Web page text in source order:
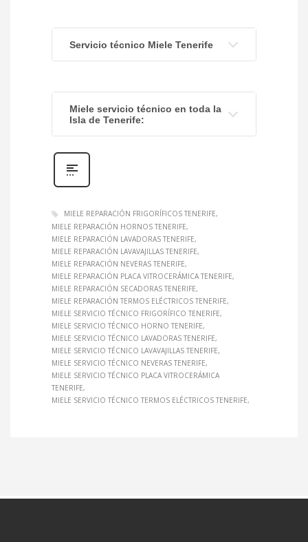
Servicio técnico Miele Tenerife
Miele servicio técnico en toda la
Isla de Tenerife:
MIELE REPARACIÓN FRIGORÍFICOS TENERIFE
MIELE REPARACIÓN HORNOS TENERIFE
MIELE REPARACIÓN LAVADORAS TENERIFE
MIELE REPARACIÓN LAVAVAJILLAS TENERIFE
MIELE REPARACIÓN NEVERAS TENERIFE
MIELE REPARACIÓN PLACA VITROCERÁMICA TENERIFE
MIELE REPARACIÓN SECADORAS TENERIFE
MIELE REPARACIÓN TERMOS ELÉCTRICOS TENERIFE
MIELE SERVICIO TÉCNICO FRIGORÍFICO TENERIFE
MIELE SERVICIO TÉCNICO HORNO TENERIFE
MIELE SERVICIO TÉCNICO LAVADORAS TENERIFE
MIELE SERVICIO TÉCNICO LAVAVAJILLAS TENERIFE
MIELE SERVICIO TÉCNICO NEVERAS TENERIFE
MIELE SERVICIO TÉCNICO PLACA VITROCERÁMICA
TENERIFE
MIELE SERVICIO TÉCNICO TERMOS ELÉCTRICOS TENERIFE